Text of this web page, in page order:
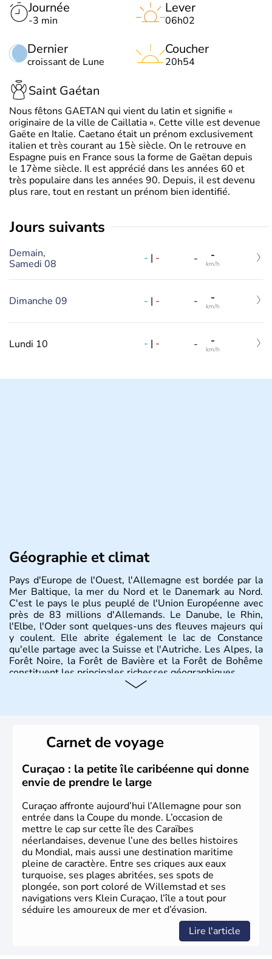
Journée
-3 min
Dernier
croissant de Lune
Lever
06h02
Coucher
20h54
Saint Gaétan
Nous fêtons GAETAN qui vient du latin et signifie «
originaire de la ville de Caillatia ». Cette ville est devenue
Gaëte en Italie. Caetano était un prénom exclusivement
italien et très courant au 15è siècle. On le retrouve en
Espagne puis en France sous la forme de Gaëtan depuis
le 17ème siècle. Il est apprécié dans les années 60 et
très populaire dans les années 90. Depuis, il est devenu
plus rare, tout en restant un prénom bien identifié.
jours suivants
Demain,
Samedi 08
- | - - -
km/h
Dimanche 09 - | - - -
km/h
Lundi 10 - | - - -
km/h
Géographie et climat
Pays d'Europe de l'Ouest, l'Allemagne est bordée par la
Mer Baltique, la mer du Nord et le Danemark au Nord.
C'est le pays le plus peuplé de l'Union Européenne avec
près de 83 millions d'Allemands. Le Danube, le Rhin,
l'Elbe, l'Oder sont quelques-uns des fleuves majeurs qui
y coulent. Elle abrite également le lac de Constance
qu'elle partage avec la Suisse et l'Autriche. Les Alpes, la
Forêt Noire, la Forêt de Bavière et la Forêt de Bohême
constituent les principales richesses géographiques.
lesquelles bénéficient d'une grande autonomie. Le pays
peut se targuer de grands noms qu'il a vu naître dans tous
les domaines, des arts à la politique en passant par la
philosophie. Hertz, Gutenberg, Heidegger, Thomas Mann,
Herman Hesse ou bien Hegel en font partie.
Carnet de voyage
Curaçao : la petite île caribéenne qui donne
envie de prendre le large
Curaçao affronte aujourd’hui l’Allemagne pour son
entrée dans la Coupe du monde. L’occasion de
mettre le cap sur cette île des Caraïbes
néerlandaises, devenue l’une des belles histoires
du Mondial, mais aussi une destination maritime
pleine de caractère. Entre ses criques aux eaux
turquoise, ses plages abritées, ses spots de
plongée, son port coloré de Willemstad et ses
navigations vers Klein Curaçao, l’île a tout pour
séduire les amoureux de mer et d’évasion.
Lire l'article